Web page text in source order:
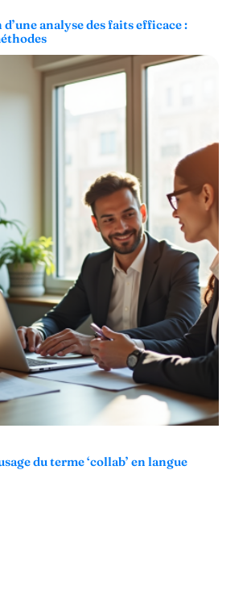
analyse des faits efficace :
du terme ‘collab’ en langue